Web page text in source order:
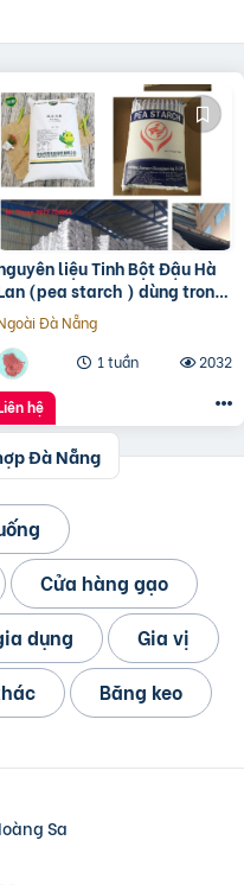
liệu Tinh Bột Đậu Hà
(pea starch ) dùng trong
biến bún, miến, phở và
bánh tráng
Đà Nẵng
1 tuần
2032
hệ
Đà Nẵng
Cửa hàng gạo
dụng
Gia vị
Băng keo
Sa